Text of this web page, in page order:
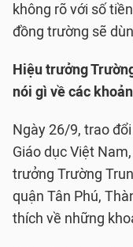
không rõ với số
đồng trường sẽ
Hiệu trưởng
nói gì về các
Ngày 26/9, trao
Giáo dục Việt
trưởng Trường
quận Tân Phú,
thích về những